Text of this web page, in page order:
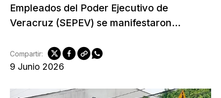
Empleados del Poder Ejecutivo de
Veracruz (SEPEV) se manifestaron...
9 Junio 2026
Compartir: